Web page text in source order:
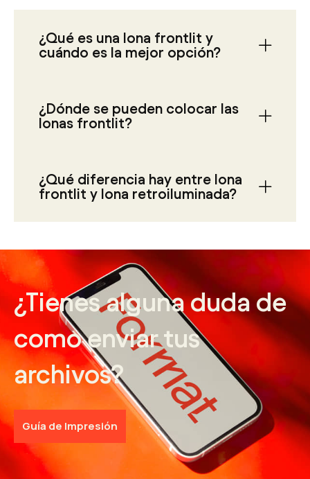
documentos se hacía de manera manual, lo que era un
impresos se convirtió en una industria, lo que permitió la
creación de empleos y la expansión del comercio.
lo que fue fundamental en la consolidación de las
democracias modernas.
¿Qué es una lona frontlit y
cuándo es la mejor opción?
¿Dónde se pueden colocar las
lonas frontlit?
¿Qué diferencia hay entre lona
frontlit y lona retroiluminada?
¿Tienes alguna duda de
como enviar tus
archivos?
Guía de Impresión